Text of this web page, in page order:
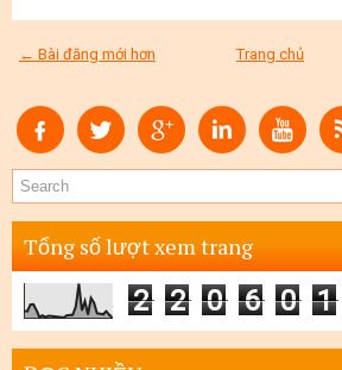
← Bài đăng mới hơn Trang chủ
Tổng số lượt xem trang
2 2 0 6 0 1